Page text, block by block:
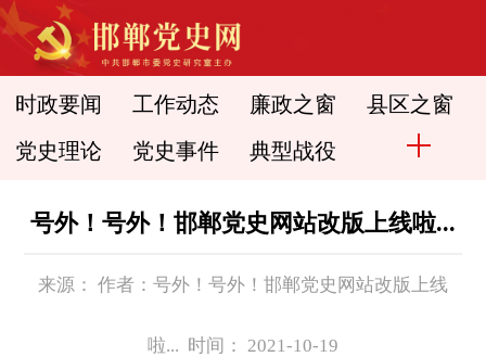
时政要闻 工作动态 廉政之窗 县区之窗
党史理论 党史事件 典型战役
号外！号外！邯郸党史网站改版上线啦...
来源： 作者：号外！号外！邯郸党史网站改版上线
啦... 时间： 2021-10-19